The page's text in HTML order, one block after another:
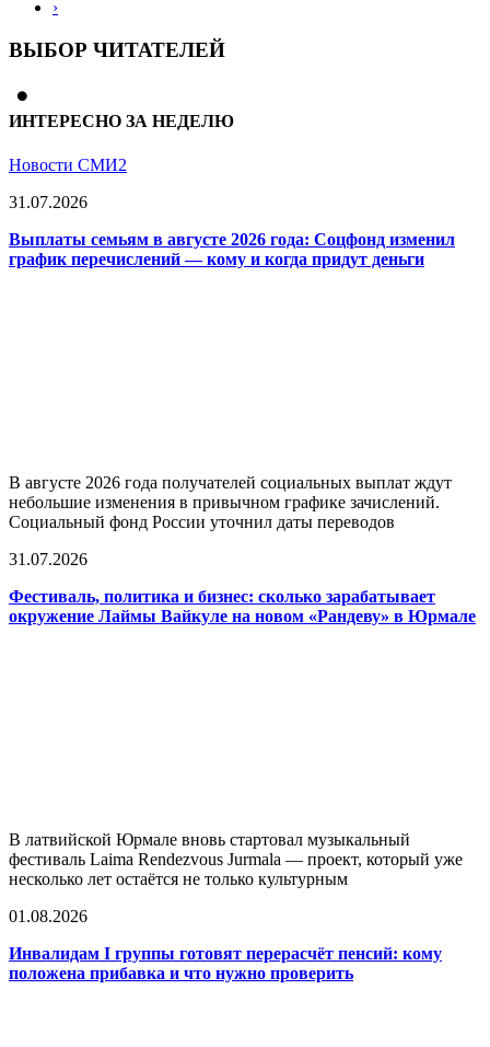
›
ВЫБОР ЧИТАТЕЛЕЙ
ИНТЕРЕСНО ЗА НЕДЕЛЮ
Новости СМИ2
31.07.2026
Выплаты семьям в августе 2026 года: Соцфонд изменил
график перечислений — кому и когда придут деньги
В августе 2026 года получателей социальных выплат ждут
небольшие изменения в привычном графике зачислений.
Социальный фонд России уточнил даты переводов
31.07.2026
Фестиваль, политика и бизнес: сколько зарабатывает
окружение Лаймы Вайкуле на новом «Рандеву» в Юрмале
В латвийской Юрмале вновь стартовал музыкальный
фестиваль Laima Rendezvous Jurmala — проект, который уже
несколько лет остаётся не только культурным
01.08.2026
Инвалидам I группы готовят перерасчёт пенсий: кому
положена прибавка и что нужно проверить